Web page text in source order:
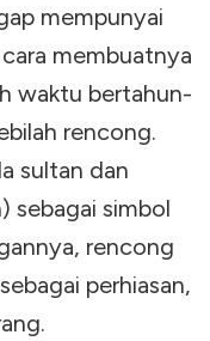
mempunyai
membuatnya
waktu bertahun-
rencong.
sultan dan
sebagai simbol
rencong
perhiasan,